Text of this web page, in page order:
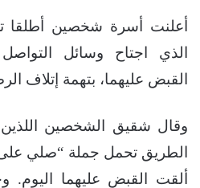
أعلنت أسرة شخصين أطلقا
الذي اجتاح وسائل
القبض عليهما، بتهمة إتلاف
وقال شقيق الشخصين
الطريق تحمل جملة “صلي على
ألقت القبض عليهما اليوم.